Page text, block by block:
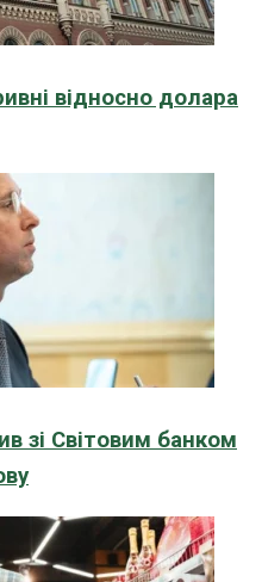
відносно долара
зі Світовим банком